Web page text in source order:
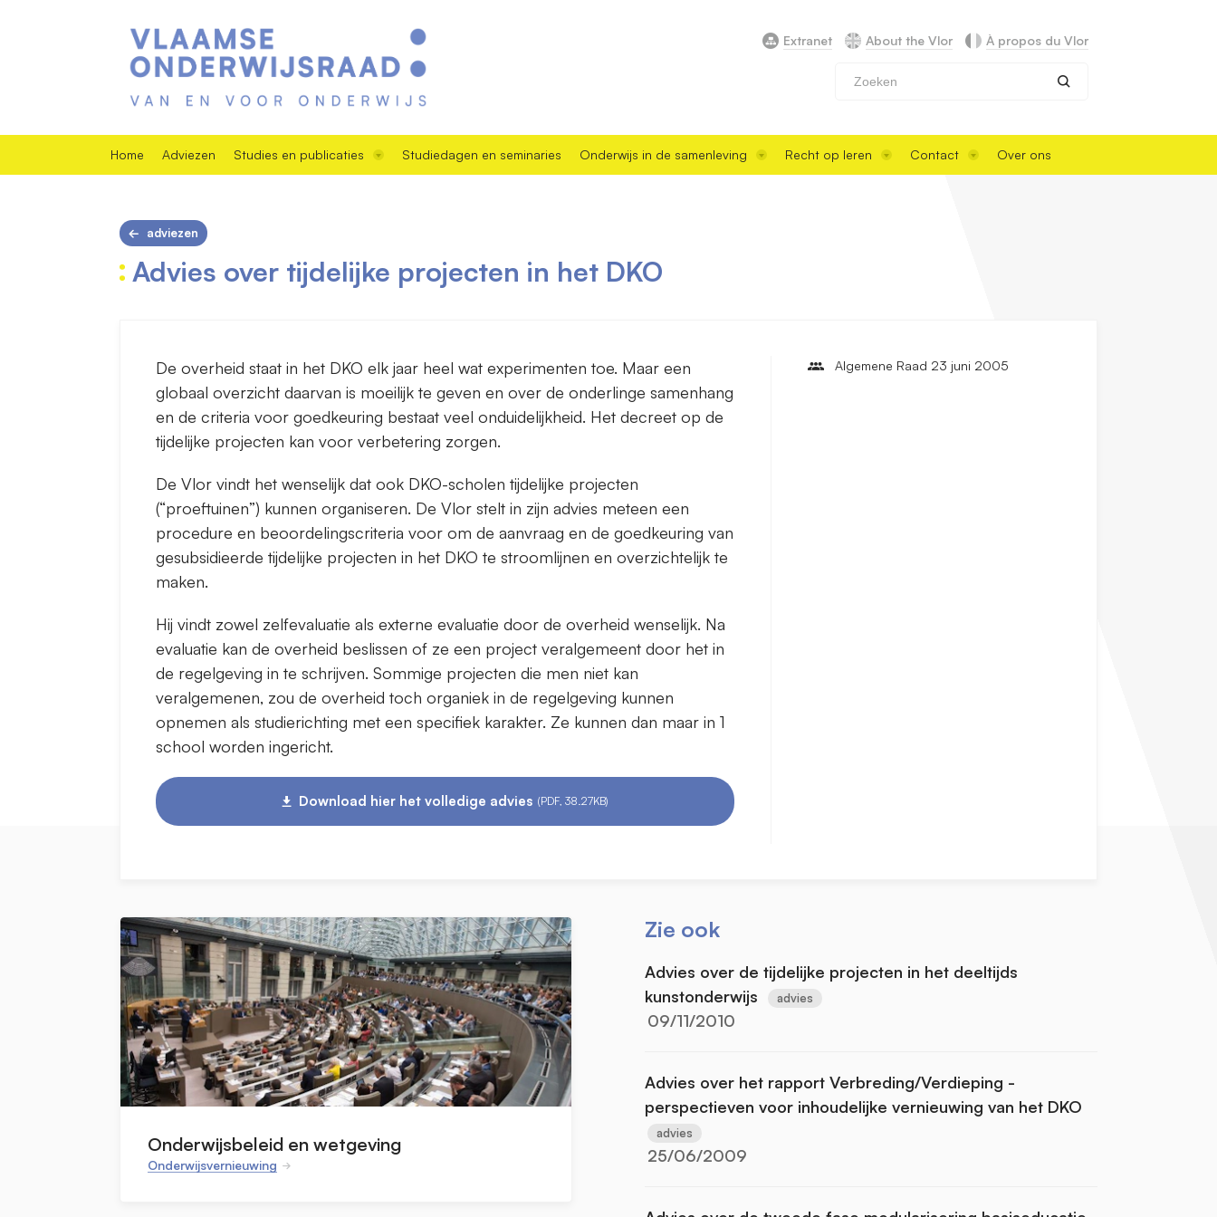
Extranet About the Vlor À propos du Vlor
Home Adviezen Studies en publicaties Studiedagen en seminaries Onderwijs in de samenleving Recht op leren Contact Over ons
adviezen
Advies over tijdelijke projecten in het DKO
De overheid staat in het DKO elk jaar heel wat experimenten toe. Maar een
globaal overzicht daarvan is moeilijk te geven en over de onderlinge samenhang
en de criteria voor goedkeuring bestaat veel onduidelijkheid. Het decreet op de
tijdelijke projecten kan voor verbetering zorgen.
De Vlor vindt het wenselijk dat ook DKO-scholen tijdelijke projecten
(“proeftuinen”) kunnen organiseren. De Vlor stelt in zijn advies meteen een
procedure en beoordelingscriteria voor om de aanvraag en de goedkeuring van
gesubsidieerde tijdelijke projecten in het DKO te stroomlijnen en overzichtelijk te
maken.
Hij vindt zowel zelfevaluatie als externe evaluatie door de overheid wenselijk. Na
evaluatie kan de overheid beslissen of ze een project veralgemeent door het in
de regelgeving in te schrijven. Sommige projecten die men niet kan
veralgemenen, zou de overheid toch organiek in de regelgeving kunnen
opnemen als studierichting met een specifiek karakter. Ze kunnen dan maar in 1
school worden ingericht.
Download hier het volledige advies (PDF, 38.27KB)
Algemene Raad 23 juni 2005
Onderwijsbeleid en wetgeving
Onderwijsvernieuwing
Zie ook
Advies over de tijdelijke projecten in het deeltijds
kunstonderwijs
advies
09/11/2010
Advies over het rapport Verbreding/Verdieping -
perspectieven voor inhoudelijke vernieuwing van het DKO
advies
25/06/2009